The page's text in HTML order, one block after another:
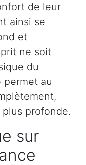
de leur
ainsi se
et
ne soit
du
permet au
profonde.
sur